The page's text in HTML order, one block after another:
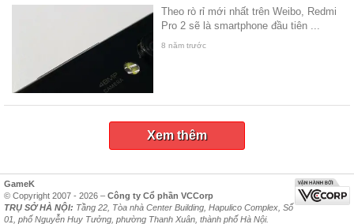
Theo rò rỉ mới nhất trên Weibo, Redmi
Pro 2 sẽ là smartphone đầu tiên ...
8 năm trước
Xem thêm
GameK
© Copyright 2007 - 2026 – Công ty Cổ phần VCCorp
TRỤ SỞ HÀ NỘI: Tầng 22, Tòa nhà Center Building, Hapulico Complex, Số
01, phố Nguyễn Huy Tưởng, phường Thanh Xuân, thành phố Hà Nội.